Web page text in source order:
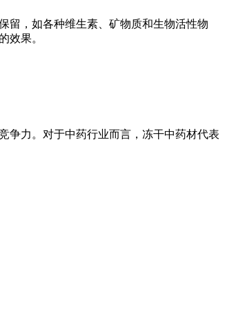
留，如各种维生素、矿物质和生物活性物
效果。
争力。对于中药行业而言，冻干中药材代表